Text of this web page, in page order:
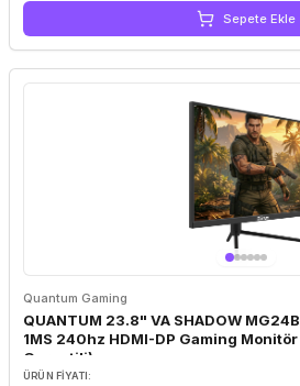
Sepete Ekle
Quantum Gaming
QUANTUM 23.8" VA SHADOW
1MS 240hz HDMI-DP Gaming Monitör
Garantili)
ÜRÜN FIYATI: